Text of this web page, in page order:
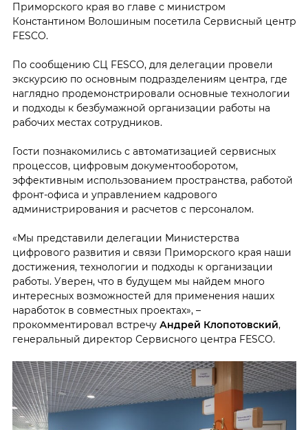
Приморского края во главе с министром
Константином Волошиным посетила Сервисный центр
FESCO.
По сообщению СЦ FESCO, для делегации провели
экскурсию по основным подразделениям центра, где
наглядно продемонстрировали основные технологии
и подходы к безбумажной организации работы на
рабочих местах сотрудников.
Гости познакомились с автоматизацией сервисных
процессов, цифровым документооборотом,
эффективным использованием пространства, работой
фронт-офиса и управлением кадрового
администрирования и расчетов с персоналом.
«Мы представили делегации Министерства
цифрового развития и связи Приморского края наши
достижения, технологии и подходы к организации
работы. Уверен, что в будущем мы найдем много
интересных возможностей для применения наших
наработок в совместных проектах», –
прокомментировал встречу Андрей Клопотовский,
генеральный директор Сервисного центра FESCO.